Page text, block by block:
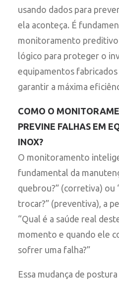
usando dados para
ela aconteça. É
monitoramento
lógico para proteger o
equipamentos fabricados
garantir a máxima
COMO O
PREVINE FALHAS EM
INOX?
O monitoramento
fundamental da
quebrou?” (corretiva) ou
trocar?” (preventiva), a
“Qual é a saúde real
momento e quando ele
sofrer uma falha?”
Essa mudança de